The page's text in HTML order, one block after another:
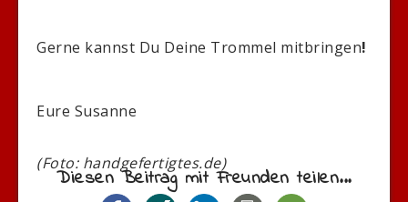
Gerne kannst Du Deine Trommel mitbringen!
Eure Susanne
(Foto: handgefertigtes.de)
Diesen Beitrag mit Freunden teilen...